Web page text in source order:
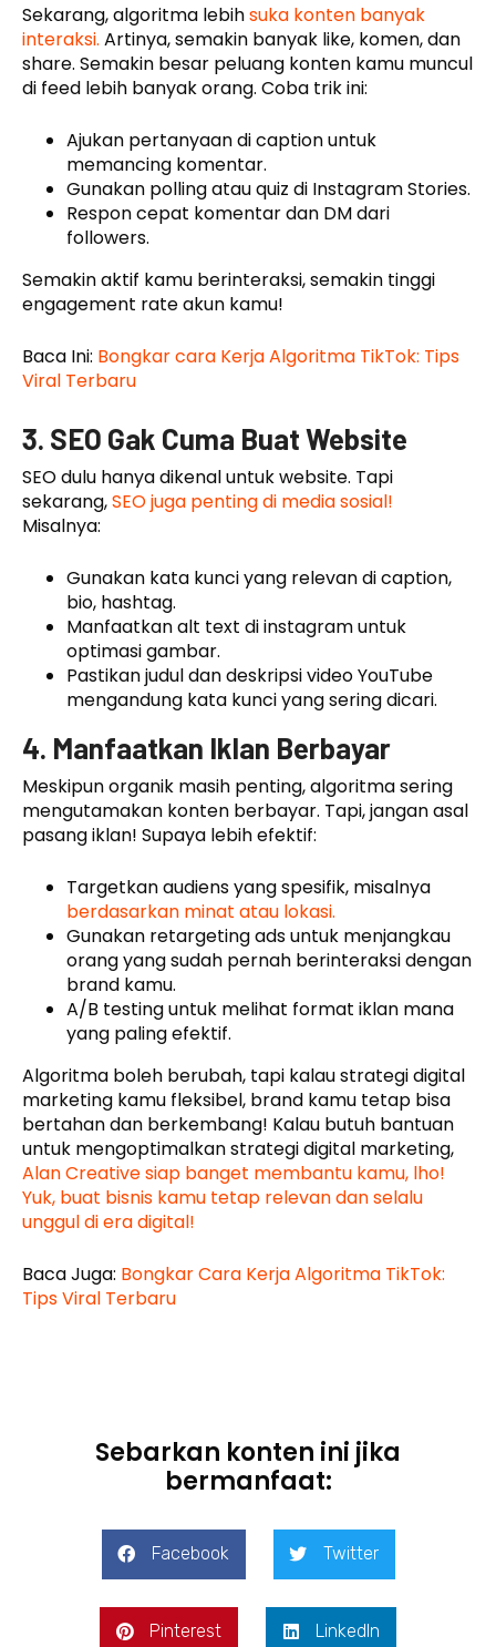
Sekarang, algoritma lebihsuka konten banyak
interaksi. Artinya, semakin banyak like, komen, dan
share. Semakin besar peluang konten kamu muncul
di feed lebih banyak orang. Coba trik ini:
Ajukan pertanyaan di caption untuk
memancing komentar.
Gunakan polling atau quiz di Instagram Stories.
Respon cepat komentar dan DM dari
followers.
Semakin aktif kamu berinteraksi, semakin tinggi
engagement rate akun kamu!
Baca Ini: Bongkar cara Kerja Algoritma TikTok: Tips
Viral Terbaru
3. SEO Gak Cuma Buat Website
SEO dulu hanya dikenal untuk website. Tapi
sekarang,SEO juga penting di media sosial!
Misalnya:
Gunakan kata kunci yang relevan di caption,
bio, hashtag.
Manfaatkan alt text di instagram untuk
optimasi gambar.
Pastikan judul dan deskripsi video YouTube
mengandung kata kunci yang sering dicari.
4. Manfaatkan Iklan Berbayar
Meskipun organik masih penting, algoritma sering
mengutamakan konten berbayar. Tapi, jangan asal
pasang iklan! Supaya lebih efektif:
Targetkan audiens yang spesifik, misalnya
berdasarkan minat atau lokasi.
Gunakan retargeting ads untuk menjangkau
orang yang sudah pernah berinteraksi dengan
brand kamu.
A/B testing untuk melihat format iklan mana
yang paling efektif.
Algoritma boleh berubah, tapi kalau strategi digital
marketing kamu fleksibel, brand kamu tetap bisa
bertahan dan berkembang! Kalau butuh bantuan
untuk mengoptimalkan strategi digital marketing,
Alan Creative siap banget membantu kamu, lho!
Yuk, buat bisnis kamu tetap relevan dan selalu
unggul di era digital!
Baca Juga: Bongkar Cara Kerja Algoritma TikTok:
Tips Viral Terbaru
Sebarkan konten ini jika
bermanfaat:
Facebook Twitter
Pinterest LinkedIn